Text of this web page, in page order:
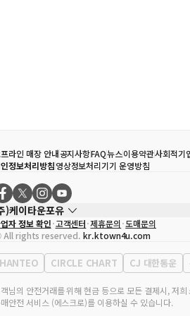
라인 매장 안내공지사항FAQ뉴스이용약관사회적기
정보처리방침영상정보처리기기 운영방침
)케이타운포유
자
송효민
업자등록번호
120-87-71116
판매업 신고번호 제2011-서울강남-02223
표전화
02-552-9855
자 정보 확인 고객센터 제휴문의 도매문의
rights reserved. kr.ktown4u.com
HANTEO CIRCLE CHART CJ 대한통운
님의 안전거래를 위해 현금 등으로 모든 결제시, 저
안전 서비스 (에스크로)를 이용하실 수 있습니다.